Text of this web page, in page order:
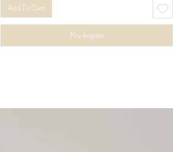
Add To Cart
Nu kopen